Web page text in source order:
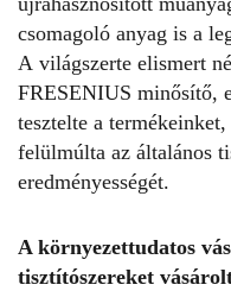
csomagoló anyag is a
A világszerte elismert
FRESENIUS minősítő,
tesztelte a
felülmúlta az általános
eredményességét.
A környezettudatos
tisztítószereket